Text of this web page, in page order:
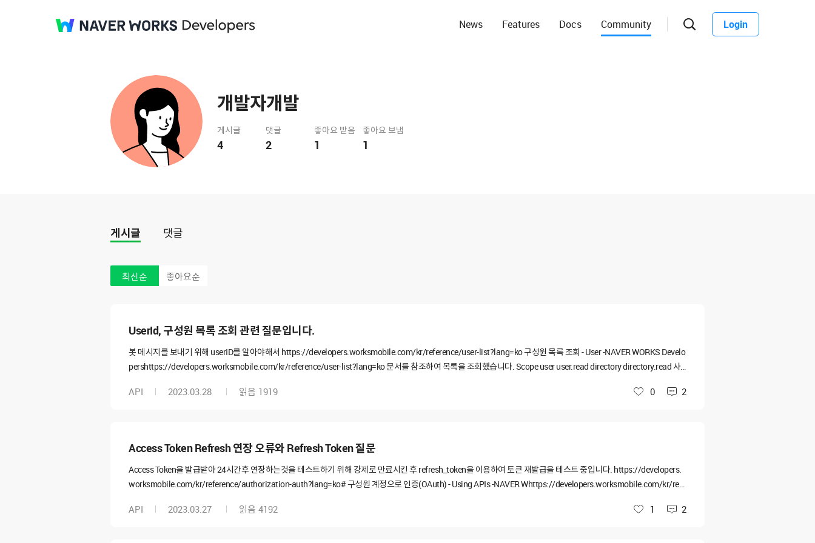
News Features Docs Community Login
개발자개발
게시글
4
댓글
2
좋아요 받음
1
좋아요 보냄
1
게시글 댓글
최신순 좋아요순
UserId, 구성원 목록 조회 관련 질문입니다.
봇 메시지를 보내기 위해 userID를 알아야해서 https://developers.worksmobile.com/kr/reference/user-list?lang=ko 구성원 목록 조회 - User -NAVER WORKS Develo
pershttps://developers.worksmobile.com/kr/reference/user-list?lang=ko 문서를 참조하여 목록을 조회했습니다. Scope user user.read directory directory.read 사
같이 Email로 보낼 수 있는 방법이 없을까요?
API 2023.03.28 읽음 1919 좋아요
0 2
Access Token Refresh 연장 오류와 Refresh Token 질문
Access Token을 발급받아 24시간후 연장하는것을 테스트하기 위해 강제로 만료시킨 후 refresh_token을 이용하여 토큰 재발급을 테스트 중입니다. https://developers.
worksmobile.com/kr/reference/authorization-auth?lang=ko# 구성원 계정으로 인증(OAuth) - Using APIs -NAVER Whttps://developers.worksmobile.com/kr/refe
만료 set @url = 'https://auth.worksmobile.com/oauth2/v2.0/revoke' set @contentType = 'application/x-www-form-urlencoded;'
API 2023.03.27 읽음 4192 좋아요1 2